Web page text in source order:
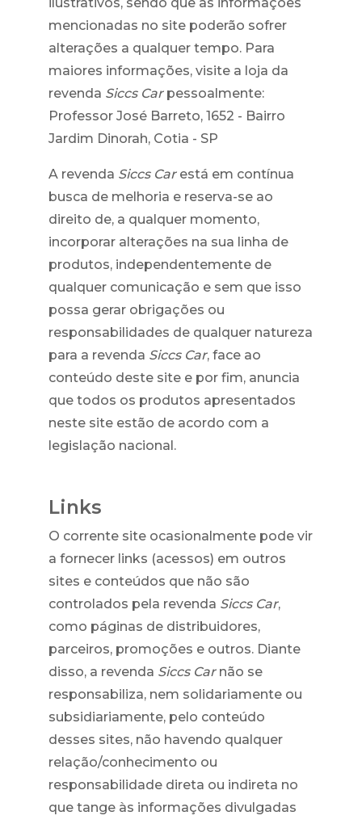
mencionadas no site poderão sofrer
alterações a qualquer tempo. Para
maiores informações, visite a loja da
revenda Siccs Carpessoalmente:
Professor José Barreto, 1652 - Bairro
Jardim Dinorah, Cotia - SP
A revenda Siccs Carestá em contínua
busca de melhoria e reserva-se ao
direito de, a qualquer momento,
incorporar alterações na sua linha de
produtos, independentemente de
qualquer comunicação e sem que isso
possa gerar obrigações ou
responsabilidades de qualquer natureza
para a revenda Siccs Car, face ao
conteúdo deste site e por fim, anuncia
que todos os produtos apresentados
neste site estão de acordo com a
legislação nacional.
Links
O corrente site ocasionalmente pode vir
a fornecer links (acessos) em outros
sites e conteúdos que não são
controlados pela revenda Siccs Car,
como páginas de distribuidores,
parceiros, promoções e outros. Diante
disso, a revenda Siccs Carnão se
responsabiliza, nem solidariamente ou
subsidiariamente, pelo conteúdo
desses sites, não havendo qualquer
relação/conhecimento ou
responsabilidade direta ou indireta no
que tange às informações divulgadas